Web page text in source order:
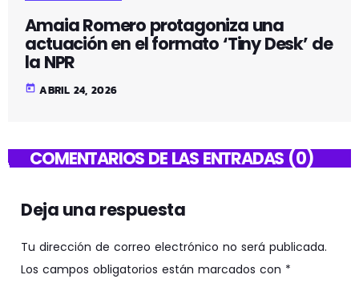
Amaia Romero protagoniza una
actuación en el formato ‘Tiny Desk’ de
la NPR
today ABRIL 24, 2026
COMENTARIOS DE LAS ENTRADAS (0)
Deja una respuesta
Tu dirección de correo electrónico no será publicada.
Los campos obligatorios están marcados con *